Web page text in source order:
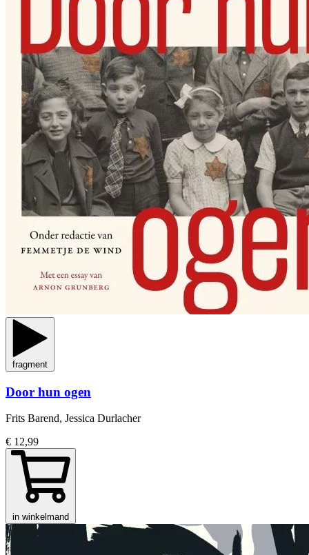
fragment
Door hun ogen
Frits Barend, Jessica Durlacher
€ 12,99
in winkelmand